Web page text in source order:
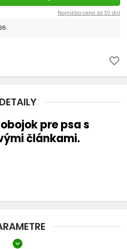
Najnižšia cena za 30 dní
favorite_border
DETAILY
pre psa s
článkami.
expand_more